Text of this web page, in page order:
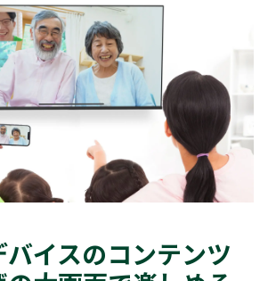
イスのコンテンツ